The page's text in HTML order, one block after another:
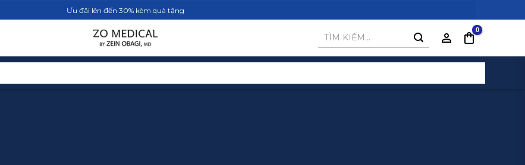
Ưu đãi lên đến 30% kèm quà tặng
Tìm